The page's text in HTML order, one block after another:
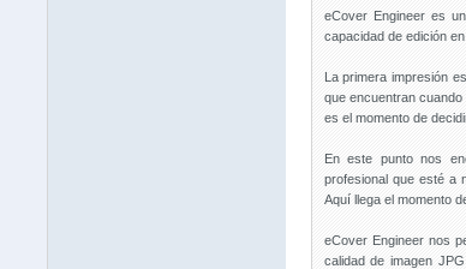
eCover Engineer es
capacidad de edición en
La primera impresión
que encuentran
es el momento de
En este punto nos
profesional que esté a
Aquí llega el momento
eCover Engineer nos
calidad de imagen